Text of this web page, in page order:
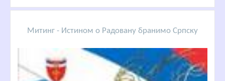
Митинг - Истином о Радовану бранимо Српску